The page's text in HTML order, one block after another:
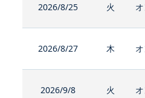
2026/8/25 火
2026/8/27 木
2026/9/8 火